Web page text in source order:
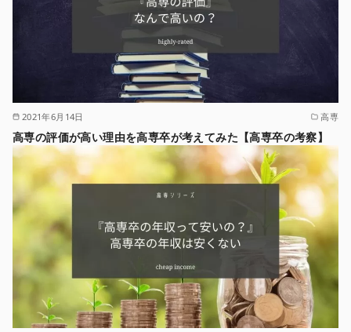
2021年6月14日 高専
高専の評価が高い理由を高専卒が考えてみた【高専卒の考察】